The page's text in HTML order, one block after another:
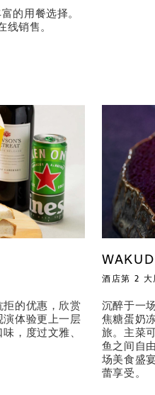
592 - 672 元
，或有任何与残障人士观
6688 8826 或发送邮
联系我们。
预订，了解详情请访问bas
或发送邮件至
BaseXclu
联系 Base
团队。
的用餐选择。
线销售。
拒的优惠，欣赏
演体验更上一层
，度过文雅、
酒店第 2 大
沉醉于一
焦糖蛋奶
旅。主菜
鱼之间自
场美食盛
蕾享受。